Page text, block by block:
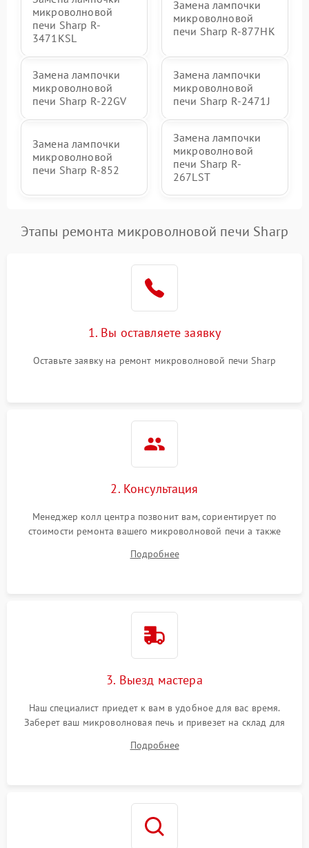
микроволновой
печи Sharp R-
3471KSL
Замена лампочки
микроволновой
печи Sharp R-877HK
Замена лампочки
микроволновой
печи Sharp R-22GV
Замена лампочки
микроволновой
печи Sharp R-2471J
Замена лампочки
микроволновой
печи Sharp R-852
Замена лампочки
микроволновой
печи Sharp R-
267LST
Этапы ремонта микроволновой печи Sharp
1. Вы оставляете заявку
Оставьте заявку на ремонт микроволновой печи Sharp
2. Консультация
Менеджер колл центра позвонит вам, сориентирует по
стоимости ремонта вашего микроволновой печи а также
Подробнее
3. Выезд мастера
Наш специалист приедет к вам в удобное для вас время.
Заберет ваш микроволновая печь и привезет на склад для
Подробнее